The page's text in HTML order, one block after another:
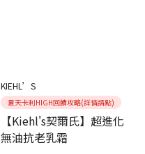
KIEHL’S
夏天卡利HIGH回饋攻略(詳情請點)
【Kiehl's契爾氏】超進化
無油抗老乳霜